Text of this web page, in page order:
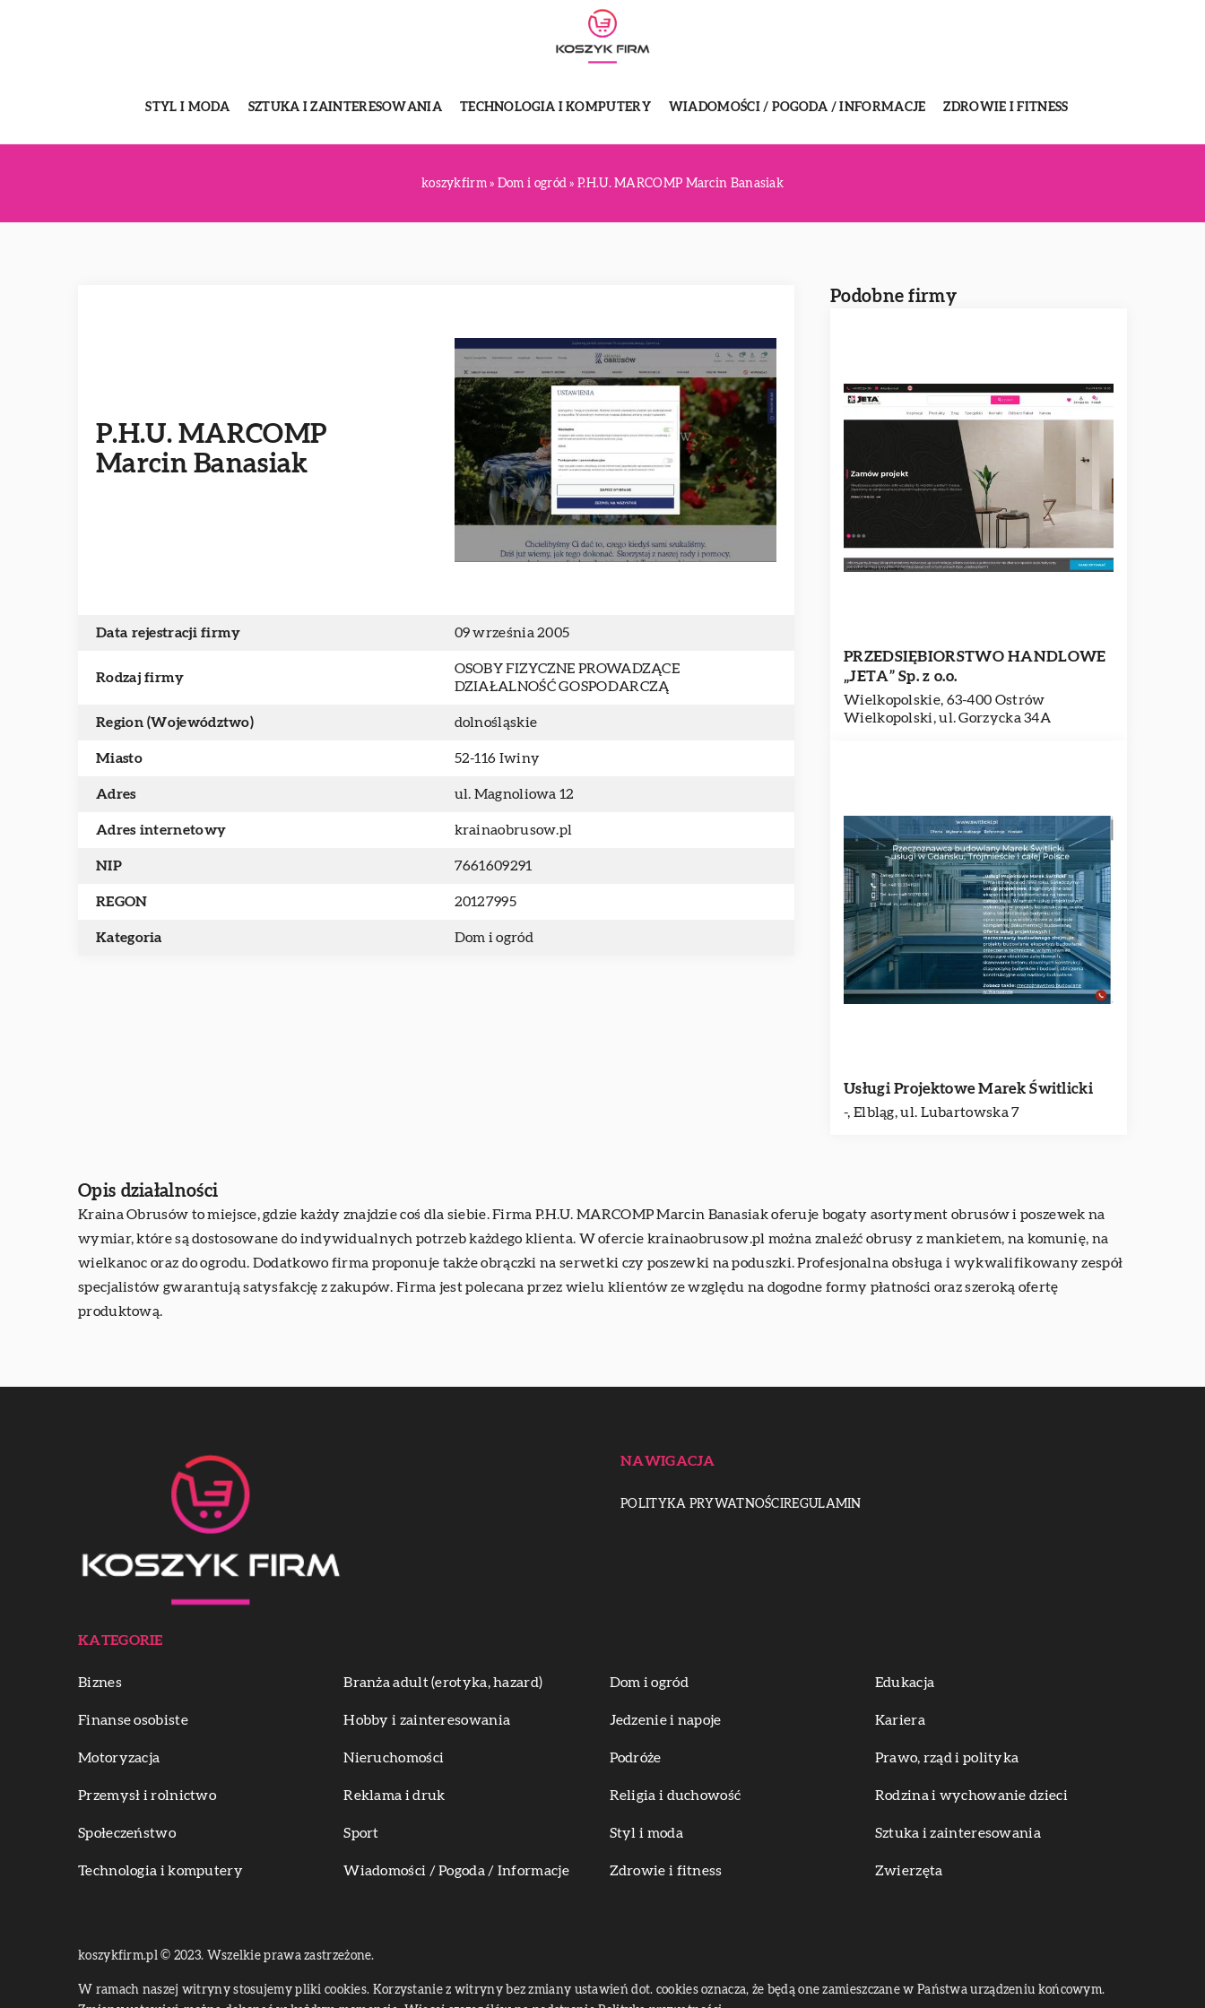
STYL I MODA SZTUKA I ZAINTERESOWANIA TECHNOLOGIA I KOMPUTERY WIADOMOŚCI / POGODA / INFORMACJE ZDROWIE I FITNESS
koszykfirm» Dom i ogród »P.H.U. MARCOMP Marcin Banasiak
P.H.U. MARCOMP
Marcin Banasiak
Data rejestracji firmy 09 września 2005
Rodzaj firmy
OSOBY FIZYCZNE PROWADZĄCE
DZIAŁALNOŚĆ GOSPODARCZĄ
Region (Województwo) dolnośląskie
Miasto 52-116 Iwiny
Adres ul. Magnoliowa 12
Adres internetowy krainaobrusow.pl
NIP 7661609291
REGON 20127995
Kategoria Dom i ogród
Podobne firmy
PRZEDSIĘBIORSTWO HANDLOWE
„JETA” Sp. z o.o.
Wielkopolskie, 63-400 Ostrów
Wielkopolski, ul. Gorzycka 34A
Usługi Projektowe Marek Świtlicki
-, Elbląg, ul. Lubartowska 7
Opis działalności
Kraina Obrusów to miejsce, gdzie każdy znajdzie coś dla siebie. Firma P.H.U. MARCOMP Marcin Banasiak oferuje bogaty asortyment obrusów i poszewek na
wymiar, które są dostosowane do indywidualnych potrzeb każdego klienta. W ofercie krainaobrusow.pl można znaleźć obrusy z mankietem, na komunię, na
wielkanoc oraz do ogrodu. Dodatkowo firma proponuje także obrączki na serwetki czy poszewki na poduszki. Profesjonalna obsługa i wykwalifikowany zespół
specjalistów gwarantują satysfakcję z zakupów. Firma jest polecana przez wielu klientów ze względu na dogodne formy płatności oraz szeroką ofertę
produktową.
NAWIGACJA
POLITYKA PRYWATNOŚCIREGULAMIN
KATEGORIE
Biznes Branża adult (erotyka, hazard) Dom i ogród Edukacja
Finanse osobiste Hobby i zainteresowania Jedzenie i napoje Kariera
Motoryzacja Nieruchomości Podróże Prawo, rząd i polityka
Przemysł i rolnictwo Reklama i druk Religia i duchowość Rodzina i wychowanie dzieci
Społeczeństwo Sport Styl i moda Sztuka i zainteresowania
Technologia i komputery Wiadomości / Pogoda / Informacje Zdrowie i fitness Zwierzęta
koszykfirm.pl © 2023. Wszelkie prawa zastrzeżone.
W ramach naszej witryny stosujemy pliki cookies. Korzystanie z witryny bez zmiany ustawień dot. cookies oznacza, że będą one zamieszczane w Państwa urządzeniu końcowym.